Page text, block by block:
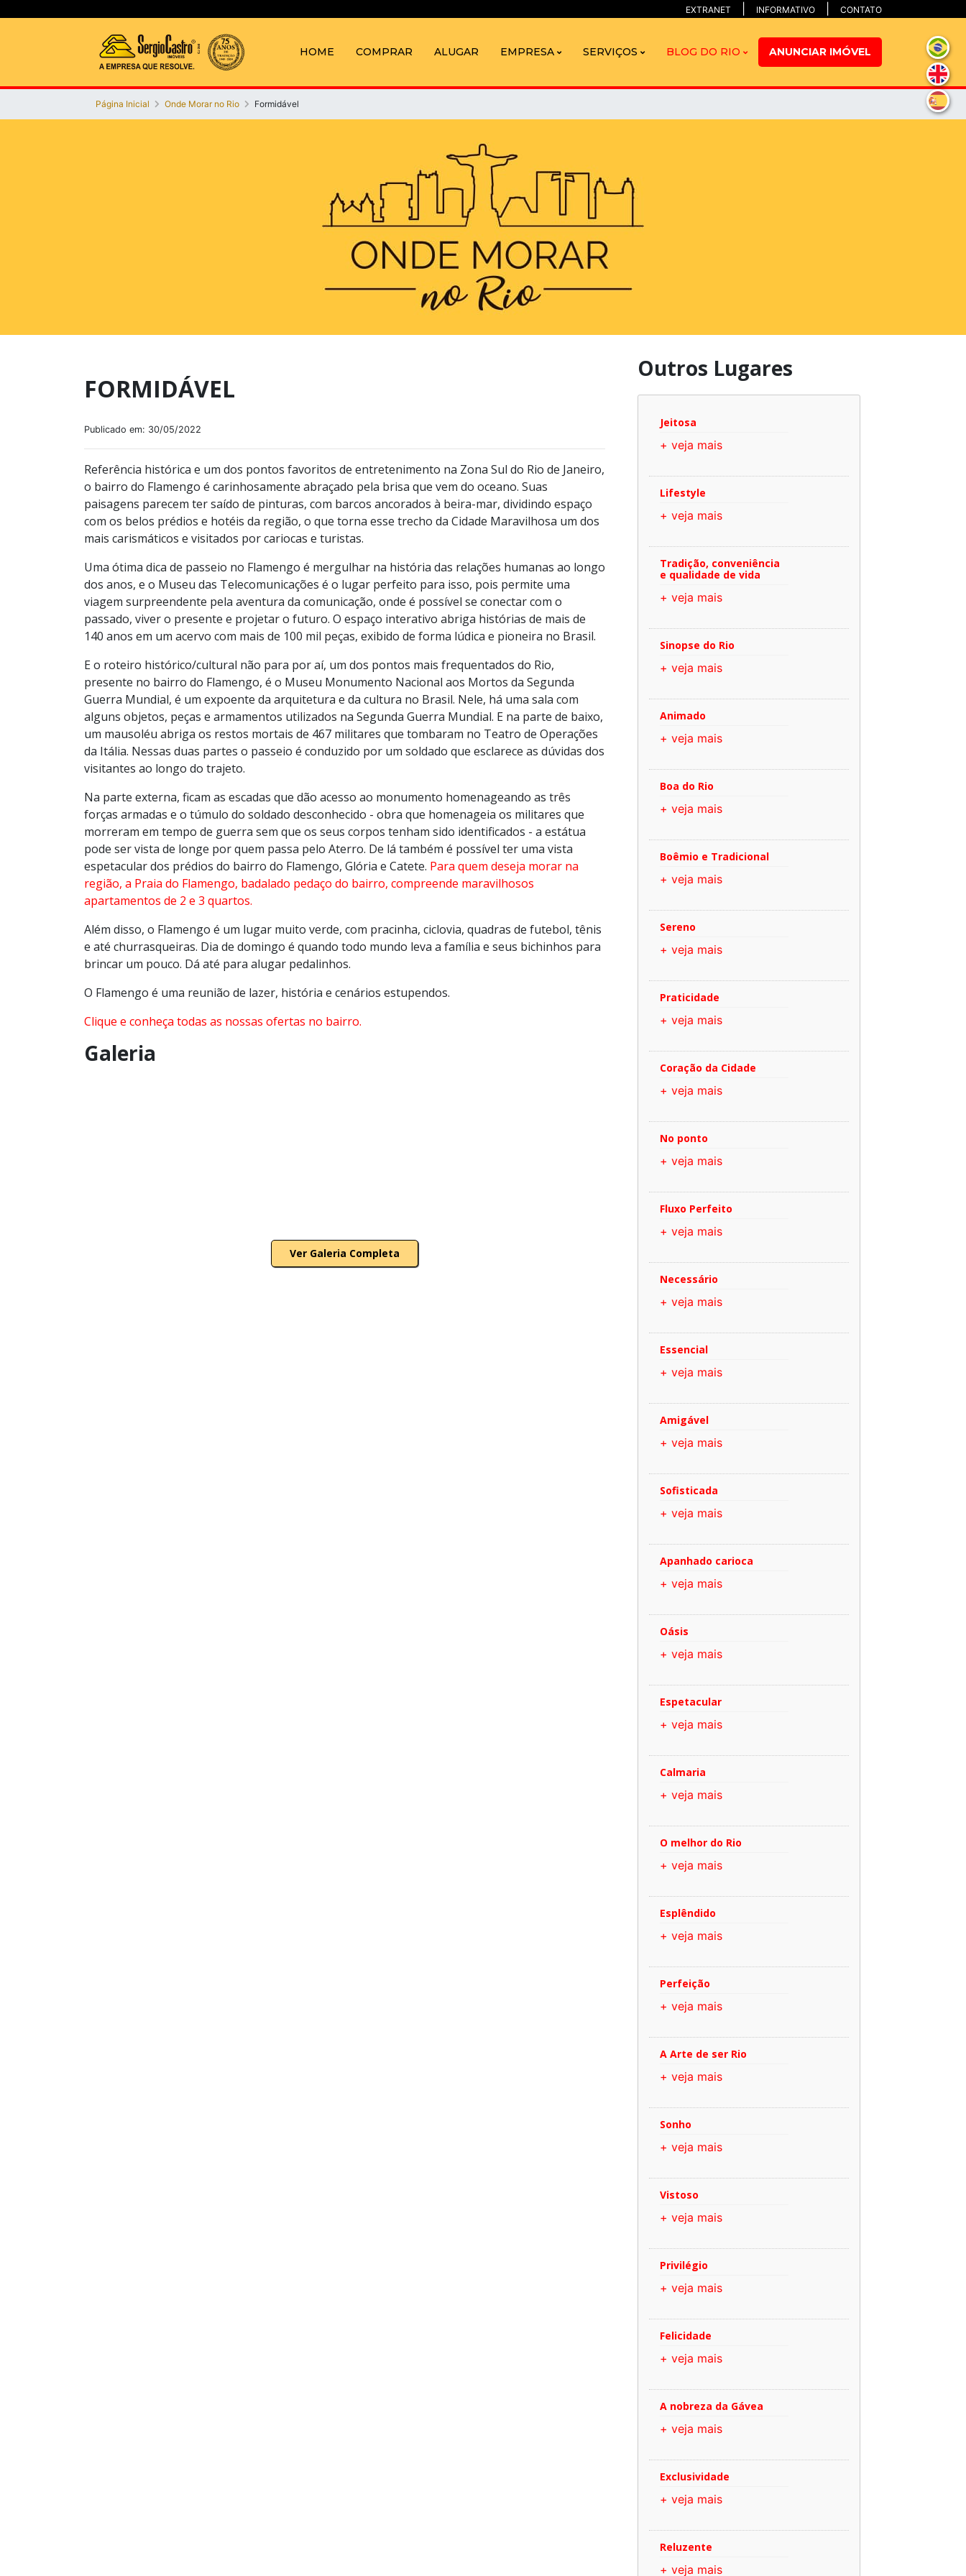
EXTRANET INFORMATIVO CONTATO
HOME COMPRAR ALUGAR EMPRESA SERVIÇOS BLOG DO RIO ANUNCIAR IMÓVEL
Página Inicial Onde Morar no Rio Formidável
FORMIDÁVEL
Publicado em: 30/05/2022
Referência histórica e um dos pontos favoritos de entretenimento na Zona Sul do Rio de Janeiro,
o bairro do Flamengo é carinhosamente abraçado pela brisa que vem do oceano. Suas
paisagens parecem ter saído de pinturas, com barcos ancorados à beira-mar, dividindo espaço
com os belos prédios e hotéis da região, o que torna esse trecho da Cidade Maravilhosa um dos
mais carismáticos e visitados por cariocas e turistas.
Uma ótima dica de passeio no Flamengo é mergulhar na história das relações humanas ao longo
dos anos, e o Museu das Telecomunicações é o lugar perfeito para isso, pois permite uma
viagem surpreendente pela aventura da comunicação, onde é possível se conectar com o
passado, viver o presente e projetar o futuro. O espaço interativo abriga histórias de mais de
140 anos em um acervo com mais de 100 mil peças, exibido de forma lúdica e pioneira no Brasil.
E o roteiro histórico/cultural não para por aí, um dos pontos mais frequentados do Rio,
presente no bairro do Flamengo, é o Museu Monumento Nacional aos Mortos da Segunda
Guerra Mundial, é um expoente da arquitetura e da cultura no Brasil. Nele, há uma sala com
alguns objetos, peças e armamentos utilizados na Segunda Guerra Mundial. E na parte de baixo,
um mausoléu abriga os restos mortais de 467 militares que tombaram no Teatro de Operações
da Itália. Nessas duas partes o passeio é conduzido por um soldado que esclarece as dúvidas dos
visitantes ao longo do trajeto.
Na parte externa, ficam as escadas que dão acesso ao monumento homenageando as três
forças armadas e o túmulo do soldado desconhecido - obra que homenageia os militares que
morreram em tempo de guerra sem que os seus corpos tenham sido identificados - a estátua
pode ser vista de longe por quem passa pelo Aterro. De lá também é possível ter uma vista
espetacular dos prédios do bairro do Flamengo, Glória e Catete. Para quem deseja morar na
região, a Praia do Flamengo, badalado pedaço do bairro, compreende maravilhosos
apartamentos de 2 e 3 quartos.
Além disso, o Flamengo é um lugar muito verde, com pracinha, ciclovia, quadras de futebol, tênis
e até churrasqueiras. Dia de domingo é quando todo mundo leva a família e seus bichinhos para
brincar um pouco. Dá até para alugar pedalinhos.
O Flamengo é uma reunião de lazer, história e cenários estupendos.
Clique e conheça todas as nossas ofertas no bairro.
Galeria
Ver Galeria Completa
Outros Lugares
Jeitosa
+ veja mais
Lifestyle
+ veja mais
Tradição, conveniência
e qualidade de vida
+ veja mais
Sinopse do Rio
+ veja mais
Animado
+ veja mais
Boa do Rio
+ veja mais
Boêmio e Tradicional
+ veja mais
Sereno
+ veja mais
Praticidade
+ veja mais
Coração da Cidade
+ veja mais
No ponto
+ veja mais
Fluxo Perfeito
+ veja mais
Necessário
+ veja mais
Essencial
+ veja mais
Amigável
+ veja mais
Sofisticada
+ veja mais
Apanhado carioca
+ veja mais
Oásis
+ veja mais
Espetacular
+ veja mais
Calmaria
+ veja mais
O melhor do Rio
+ veja mais
Esplêndido
+ veja mais
Perfeição
+ veja mais
A Arte de ser Rio
+ veja mais
Sonho
+ veja mais
Vistoso
+ veja mais
Privilégio
+ veja mais
Felicidade
+ veja mais
A nobreza da Gávea
+ veja mais
Exclusividade
+ veja mais
Reluzente
+ veja mais